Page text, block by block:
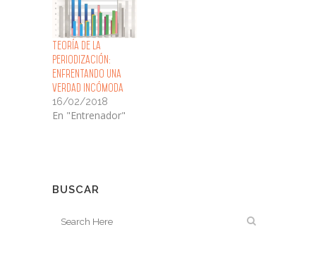
Teoría de la
Periodización:
enfrentando una
verdad incómoda
16/02/2018
En "Entrenador"
BUSCAR